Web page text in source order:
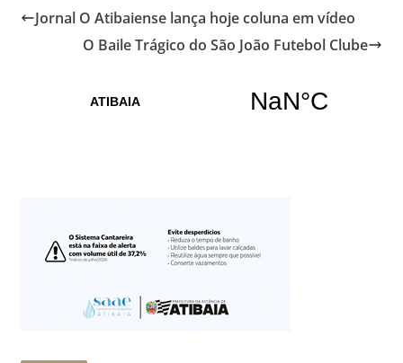
Jornal O Atibaiense lança hoje coluna em vídeo
O Baile Trágico do São João Futebol Clube